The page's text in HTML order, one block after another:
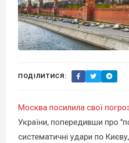
ПОДІЛИТИСЯ:
Москва посилила свої
України, попередивши про
систематичні удари по